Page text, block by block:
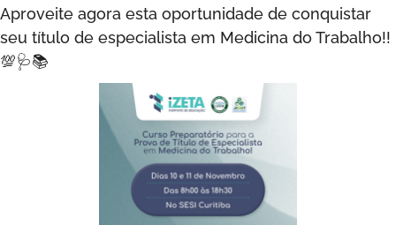
Aproveite agora esta oportunidade de conquistar
seu título de especialista em Medicina do Trabalho!!
💯🩺📚